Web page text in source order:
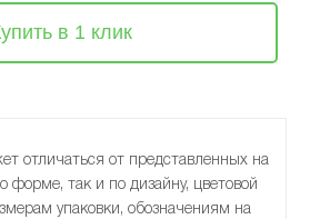
в 1 клик
отличаться от представленных на
форме, так и по дизайну, цветовой
упаковки, обозначениям на